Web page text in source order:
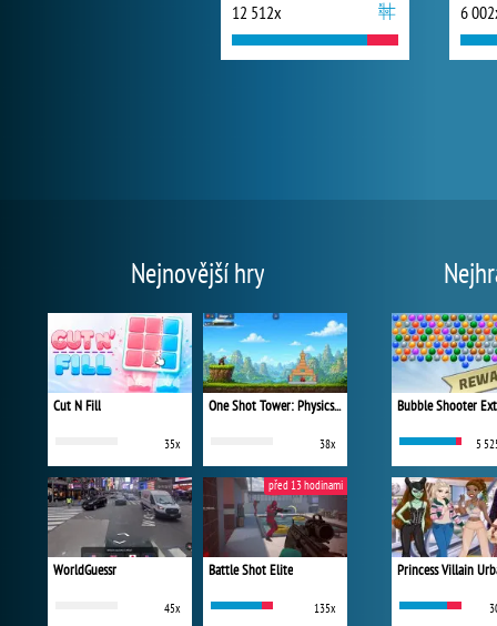
12 512x 6
Nejnovější hry
Cut N Fill
35x
One Shot Tower: Physics Destroyer
38x
WorldGuessr
45x
Battle Shot Elite
135x
před 13 hodinami
Bubble Shooter
5